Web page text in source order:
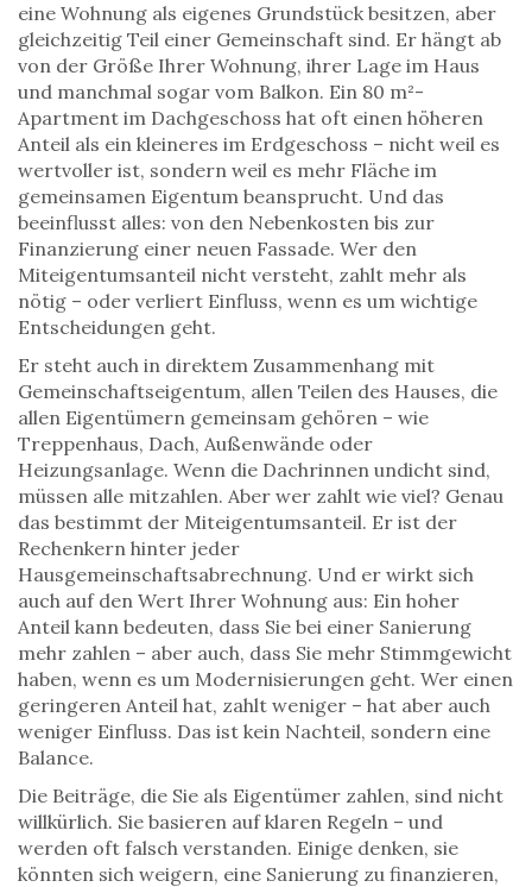
eine Wohnung als eigenes Grundstück besitzen, aber
gleichzeitig Teil einer Gemeinschaft sind. Er hängt ab
von der Größe Ihrer Wohnung, ihrer Lage im Haus
und manchmal sogar vom Balkon. Ein 80 m²-
Apartment im Dachgeschoss hat oft einen höheren
Anteil als ein kleineres im Erdgeschoss – nicht weil es
wertvoller ist, sondern weil es mehr Fläche im
gemeinsamen Eigentum beansprucht. Und das
beeinflusst alles: von den Nebenkosten bis zur
Finanzierung einer neuen Fassade. Wer den
Miteigentumsanteil nicht versteht, zahlt mehr als
nötig – oder verliert Einfluss, wenn es um wichtige
Entscheidungen geht.
Er steht auch in direktem Zusammenhang mit
Gemeinschaftseigentum, allen Teilen des Hauses, die
allen Eigentümern gemeinsam gehören – wie
Treppenhaus, Dach, Außenwände oder
Heizungsanlage. Wenn die Dachrinnen undicht sind,
müssen alle mitzahlen. Aber wer zahlt wie viel? Genau
das bestimmt der Miteigentumsanteil. Er ist der
Rechenkern hinter jeder
Hausgemeinschaftsabrechnung. Und er wirkt sich
auch auf den Wert Ihrer Wohnung aus: Ein hoher
Anteil kann bedeuten, dass Sie bei einer Sanierung
mehr zahlen – aber auch, dass Sie mehr Stimmgewicht
haben, wenn es um Modernisierungen geht. Wer einen
geringeren Anteil hat, zahlt weniger – hat aber auch
weniger Einfluss. Das ist kein Nachteil, sondern eine
Balance.
Die Beiträge, die Sie als Eigentümer zahlen, sind nicht
willkürlich. Sie basieren auf klaren Regeln – und
werden oft falsch verstanden. Einige denken, sie
könnten sich weigern, eine Sanierung zu finanzieren,